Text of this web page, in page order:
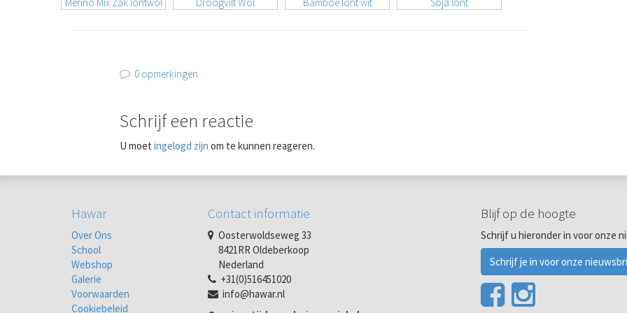
0 opmerkingen
Schrijf een reactie
U moetingelogd zijn om te kunnen reageren.
Hawar
Over Ons
School
Webshop
Galerie
Voorwaarden
Cookiebeleid
Contact informatie
Oosterwoldseweg 33
8421RR Oldeberkoop
Nederland
+31(0)516451020
info@hawar.nl
Blijf op de hoogte
Schrijf u hieronder in voor onze
Schrijf je in voor onze